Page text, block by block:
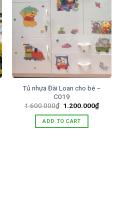
Tủ nhựa Đài Loan cho bé –
C019
1.600.000₫ Original
was:
1.600.000₫.
1.200.000₫
ADD TO CART